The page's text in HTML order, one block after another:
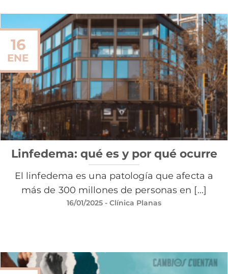
Linfedema: qué es y por qué ocurre
El linfedema es una patología que afecta a
más de 300 millones de personas en [...]
16/01/2025 - Clínica Planas
16
ENE